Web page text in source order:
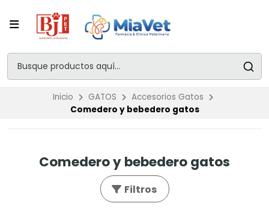
Inicio GATOS
Accesorios Gatos
Comedero y bebedero gatos
Comedero y bebedero gatos
Filtros